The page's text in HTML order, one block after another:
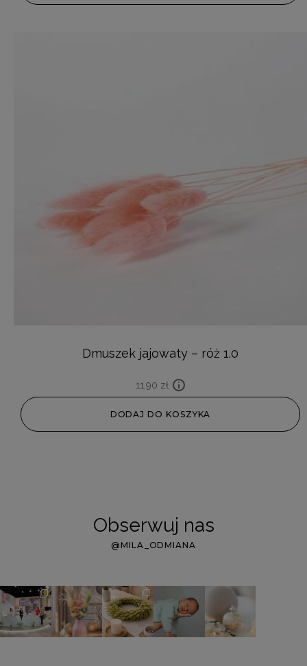
Dmuszek jajowaty – róż 1.0
11,90 zł
DODAJ DO KOSZYKA
Obserwuj nas
@MILA_ODMIANA